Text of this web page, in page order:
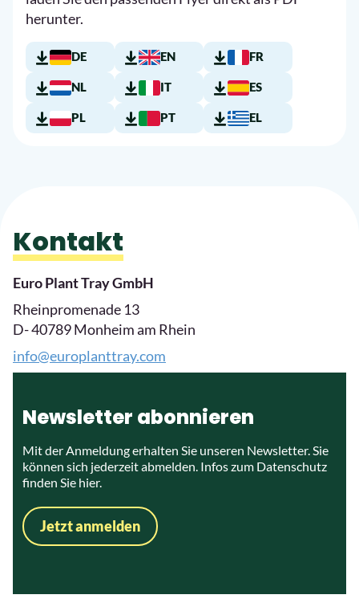
PPWR-Countdown nur noch bis Ende
2029!
Mehrwegtrays? Wählen Sie Ihre Sprache und
laden Sie den passenden Flyer direkt als PDF
herunter.
DE
Kontakt
Euro Plant Tray GmbH
D- 40789 Monheim am Rhein